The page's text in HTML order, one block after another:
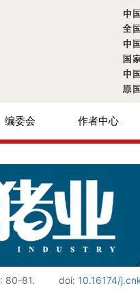
编委会 作者中心
: 80-81. doi: 10.16174/